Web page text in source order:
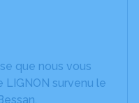
que nous vous
survenu le